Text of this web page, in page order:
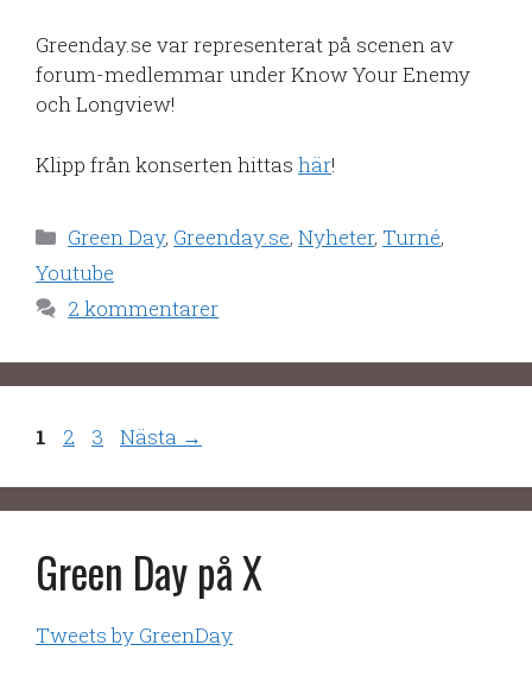
Greenday.se var representerat på scenen av
forum-medlemmar under Know Your Enemy
och Longview!
Klipp från konserten hittas här!
Kategorier
Green Day, Greenday.se,Nyheter, Turné,
Youtube
2 kommentarer
Sida
1 Sida
2 Sida
3 Nästa →
Green Day på X
Tweets by GreenDay